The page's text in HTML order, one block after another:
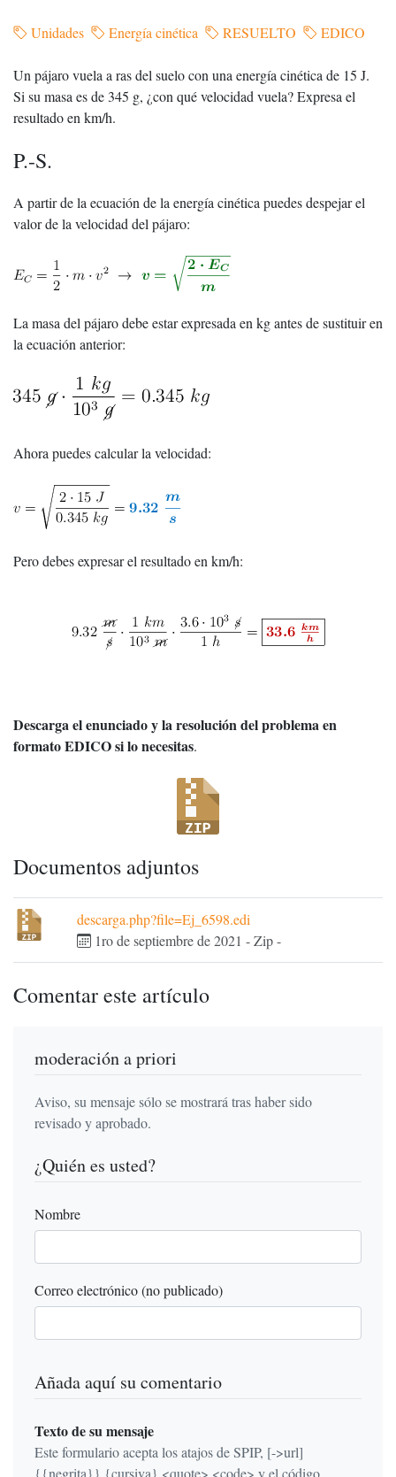
Unidades Energía cinética RESUELTO EDICO
Un pájaro vuela a ras del suelo con una energía cinética de 15 J.
Si su masa es de 345 g, ¿con qué velocidad vuela? Expresa el
resultado en km/h.
P.-S.
A partir de la ecuación de la energía cinética puedes despejar el
valor de la velocidad del pájaro:
La masa del pájaro debe estar expresada en kg antes de sustituir en
la ecuación anterior:
Ahora puedes calcular la velocidad:
Pero debes expresar el resultado en km/h:
Descarga el enunciado y la resolución del problema en
formato EDICO si lo necesitas.
Documentos adjuntos
descarga.php?file=Ej_6598.edi
1ro de septiembre de 2021 -Zip-
Comentar este artículo
moderación a priori
Aviso, su mensaje sólo se mostrará tras haber sido
revisado y aprobado.
¿Quién es usted?
Nombre
Correo electrónico (no publicado)
Añada aquí su comentario
Texto de su mensaje
Este formulario acepta los atajos de SPIP, [->url]
{{negrita}} {cursiva} <quote> <code> y el código